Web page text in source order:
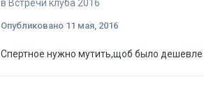
в Встречи клуба 2016
Опубликовано 11 мая, 2016
Спертное нужно мутить,щоб было дешевле